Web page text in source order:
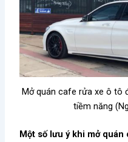
Mở quán cafe rửa xe ô tô
tiềm năng
Một số lưu ý khi mở quán